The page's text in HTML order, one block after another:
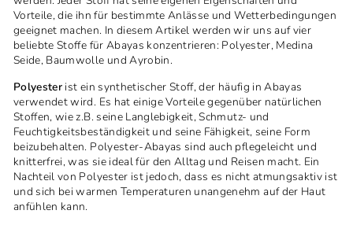
Vorteile, die ihn für bestimmte Anlässe und Wetterbedingungen
geeignet machen. In diesem Artikel werden wir uns auf vier
beliebte Stoffe für Abayas konzentrieren: Polyester, Medina
Seide, Baumwolle und Ayrobin.
Polyester ist ein synthetischer Stoff, der häufig in Abayas
verwendet wird. Es hat einige Vorteile gegenüber natürlichen
Stoffen, wie z.B. seine Langlebigkeit, Schmutz- und
Feuchtigkeitsbeständigkeit und seine Fähigkeit, seine Form
beizubehalten. Polyester-Abayas sind auch pflegeleicht und
knitterfrei, was sie ideal für den Alltag und Reisen macht. Ein
Nachteil von Polyester ist jedoch, dass es nicht atmungsaktiv ist
und sich bei warmen Temperaturen unangenehm auf der Haut
anfühlen kann.